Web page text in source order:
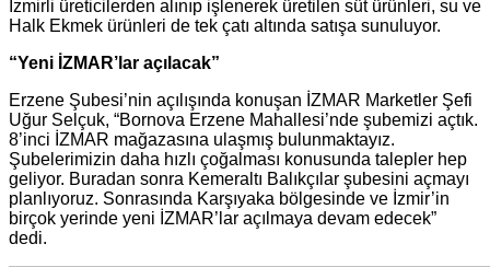
İzmirli üreticilerden alınıp işlenerek üretilen süt ürünleri, su ve
Halk Ekmek ürünleri de tek çatı altında satışa sunuluyor.
“Yeni İZMAR’lar açılacak”
Erzene Şubesi’nin açılışında konuşan İZMAR Marketler Şefi
Uğur Selçuk, “Bornova Erzene Mahallesi’nde şubemizi açtık.
8’inci İZMAR mağazasına ulaşmış bulunmaktayız.
Şubelerimizin daha hızlı çoğalması konusunda talepler hep
geliyor. Buradan sonra Kemeraltı Balıkçılar şubesini açmayı
planlıyoruz. Sonrasında Karşıyaka bölgesinde ve İzmir’in
birçok yerinde yeni İZMAR’lar açılmaya devam edecek”
dedi.